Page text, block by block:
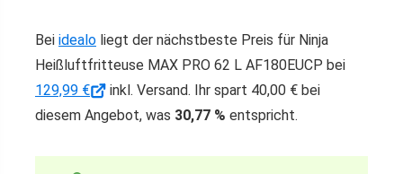
Bei idealo liegt der nächstbeste Preis für Ninja
Heißluftfritteuse MAX PRO 62 L AF180EUCP bei
129,99 €
inkl. Versand. Ihr spart 40,00 € bei
diesem Angebot, was 30,77 % entspricht.